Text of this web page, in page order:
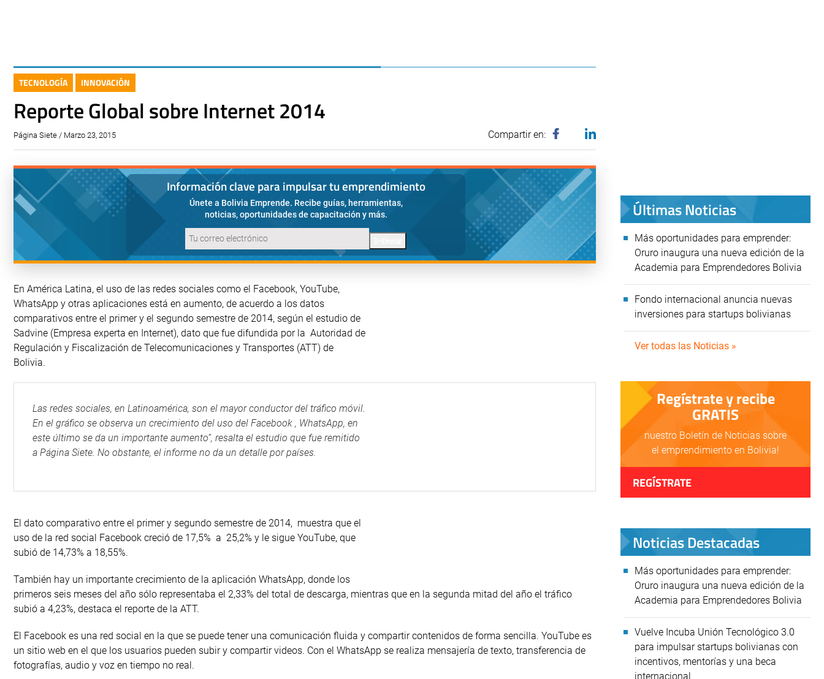
TECNOLOGÍA INNOVACIÓN
Reporte Global sobre Internet 2014
Página Siete / Marzo 23, 2015 Compartir en:
Información clave para impulsar tu emprendimiento
Únete a Bolivia Emprende. Recibe guías, herramientas,
noticias, oportunidades de capacitación y más.
En América Latina, el uso de las redes sociales como el Facebook, YouTube,
WhatsApp y otras aplicaciones está en aumento, de acuerdo a los datos
comparativos entre el primer y el segundo semestre de 2014, según el estudio de
Sadvine (Empresa experta en Internet), dato que fue difundida por la Autoridad de
Regulación y Fiscalización de Telecomunicaciones y Transportes (ATT) de
Bolivia.
Las redes sociales, en Latinoamérica, son el mayor conductor del tráfico móvil.
En el gráfico se observa un crecimiento del uso del Facebook , WhatsApp, en
este último se da un importante aumento”, resalta el estudio que fue remitido
a Página Siete. No obstante, el informe no da un detalle por países.
El dato comparativo entre el primer y segundo semestre de 2014, muestra que el
uso de la red social Facebook creció de 17,5% a 25,2% y le sigue YouTube, que
subió de 14,73% a 18,55%.
También hay un importante crecimiento de la aplicación WhatsApp, donde los
primeros seis meses del año sólo representaba el 2,33% del total de descarga, mientras que en la segunda mitad del año el tráfico
subió a 4,23%, destaca el reporte de la ATT.
El Facebook es una red social en la que se puede tener una comunicación fluida y compartir contenidos de forma sencilla. YouTube es
un sitio web en el que los usuarios pueden subir y compartir videos. Con el WhatsApp se realiza mensajería de texto, transferencia de
fotografías, audio y voz en tiempo no real.
Últimas Noticias
Más oportunidades para emprender:
Oruro inaugura una nueva edición de la
Academia para Emprendedores Bolivia
Fondo internacional anuncia nuevas
inversiones para startups bolivianas
Ver todas las Noticias »
Regístrate y recibe
GRATIS
nuestro Boletín de Noticias sobre
el emprendimiento en Bolivia!
REGÍSTRATE
Noticias Destacadas
Más oportunidades para emprender:
Oruro inaugura una nueva edición de la
Academia para Emprendedores Bolivia
Vuelve Incuba Unión Tecnológico 3.0
para impulsar startups bolivianas con
incentivos, mentorías y una beca
internacional